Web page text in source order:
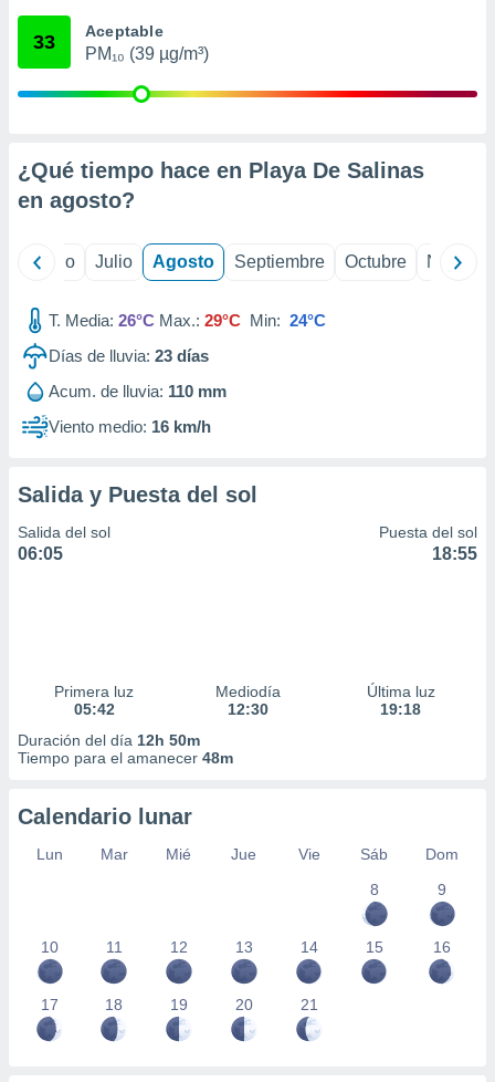
e
publicidad
1199
33 Aceptable
PM₁₀ (39 µg/m³)
¿Qué tiempo hace en Playa De Salinas
en agosto?
Junio Julio Agosto Septiembre Octubre
T. Media: 26°C Max.: 29°C Min: 24°C
Días de lluvia: 23 días
Acum. de lluvia: 110 mm
Viento medio: 16 km/h
Salida y Puesta del sol
Salida del sol
06:05
Puesta del sol
18:55
Primera luz
05:42
Mediodía
12:30
Última luz
19:18
Duración del día 12h 50m
Tiempo para el amanecer 48m
Calendario lunar
Lun Mar Mié Jue Vie Sáb
Dom
8
9
10 11 12 13 14 15 16
17 18 19 20 21